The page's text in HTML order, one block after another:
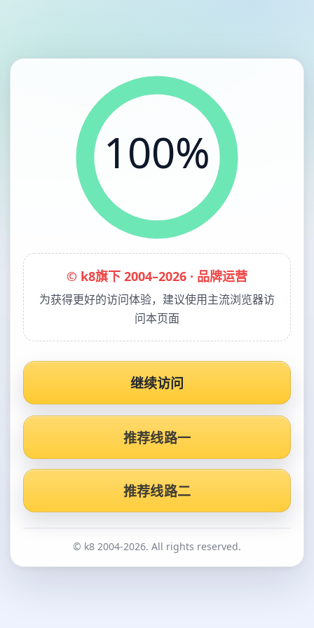
100%
© k8旗下 2004–2026 · 品牌运营
为获得更好的访问体验，建议使用主流浏览器访
问本页面
继续访问
推荐线路一
推荐线路二
© k8 2004-2026. All rights reserved.